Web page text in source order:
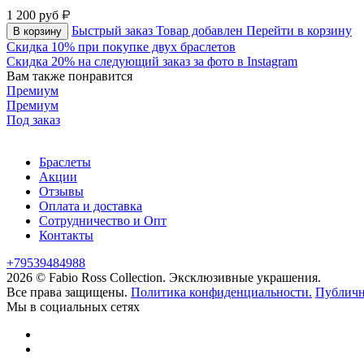
1 200 руб
В корзину Быстрый заказ Товар добавлен Перейти в корзину
Скидка 10% при покупке двух браслетов
Скидка 20% на следующий заказ за фото в Instagram
Вам также понравится
Премиум
Премиум
Под заказ
Браслеты
Акции
Отзывы
Оплата и доставка
Сотрудничество и Опт
Контакты
+79539484988
2026 © Fabio Ross Collection. Эксклюзивные украшения.
Все права защищены. Политика конфиденциальности.
Мы в социальных сетях